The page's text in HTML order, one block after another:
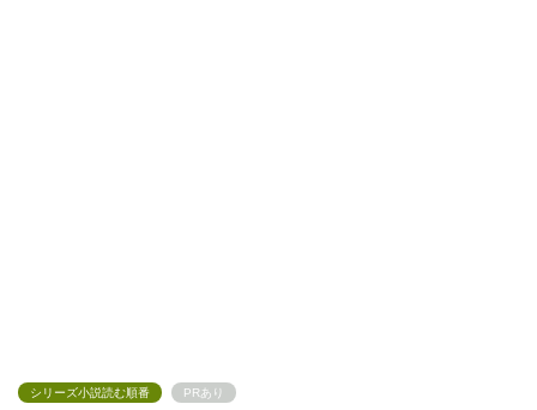
シリーズ小説読む順番 PRあり